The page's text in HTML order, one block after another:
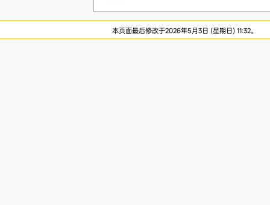
本页面最后修改于2026年5月3日 (星期日) 11:32。